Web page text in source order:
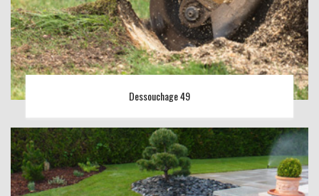
Dessouchage 49